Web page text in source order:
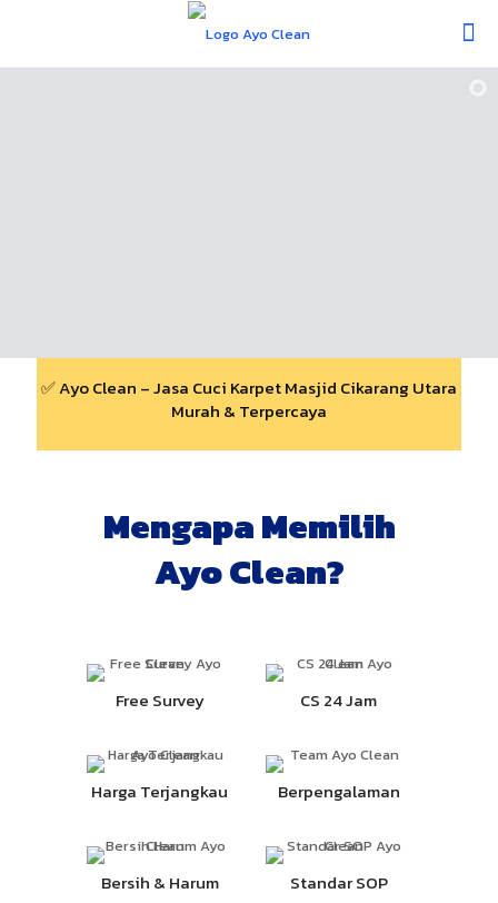
✅ Ayo Clean – Jasa Cuci Karpet Masjid Cikarang Utara
Murah & Terpercaya
Mengapa Memilih
Ayo Clean?
Free Survey CS 24 Jam
Harga Terjangkau Berpengalaman
Bersih & Harum Standar SOP